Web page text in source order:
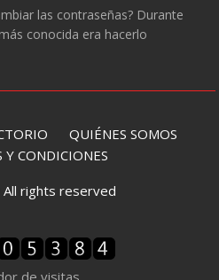
las contraseñas? Durante
conocida era hacerlo
QUIÉNES SOMOS
Y CONDICIONES
rights reserved
de visitas